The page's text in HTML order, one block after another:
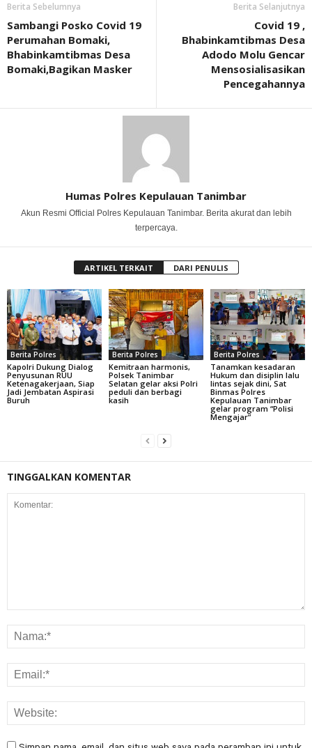
Berita Sebelumnya
Sambangi Posko Covid 19
Perumahan Bomaki,
Bhabinkamtibmas Desa
Bomaki,Bagikan Masker
Berita Selanjutnya
Covid 19 ,
Bhabinkamtibmas Desa
Adodo Molu Gencar
Mensosialisasikan
Pencegahannya
Humas Polres Kepulauan Tanimbar
Akun Resmi Official Polres Kepulauan Tanimbar. Berita akurat dan lebih
terpercaya.
ARTIKEL TERKAIT DARI PENULIS
Berita Polres
Kapolri Dukung Dialog
Penyusunan RUU
Ketenagakerjaan, Siap
Jadi Jembatan Aspirasi
Buruh
Berita Polres
Kemitraan harmonis,
Polsek Tanimbar
Selatan gelar aksi Polri
peduli dan berbagi
kasih
Berita Polres
Tanamkan kesadaran
Hukum dan disiplin lalu
lintas sejak dini, Sat
Binmas Polres
Kepulauan Tanimbar
gelar program “Polisi
Mengajar”
TINGGALKAN KOMENTAR